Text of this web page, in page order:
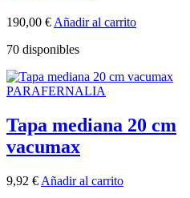
190,00 € Añadir al carrito
70 disponibles
PARAFERNALIA
Tapa mediana 20 cm
vacumax
9,92 € Añadir al carrito